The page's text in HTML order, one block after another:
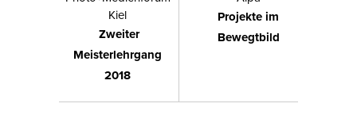
Kiel
Zweiter
Meisterlehrgang
2018
Projekte im
Bewegtbild